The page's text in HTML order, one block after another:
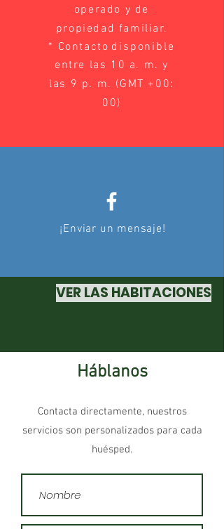
operado y de
propiedad familiar.
* Contacto disponible
entre las 10 a. m. y
las 9 p. m. (GMT +00:
00)
¡Enviar un mensaje!
VER LAS HABITACIONES
Háblanos
Contacta directamente, nuestros
servicios son personalizados para cada
huésped.